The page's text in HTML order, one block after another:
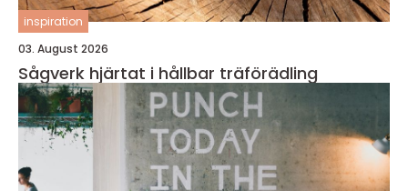
inspiration
03. August 2026
Sågverk hjärtat i hållbar träförädling